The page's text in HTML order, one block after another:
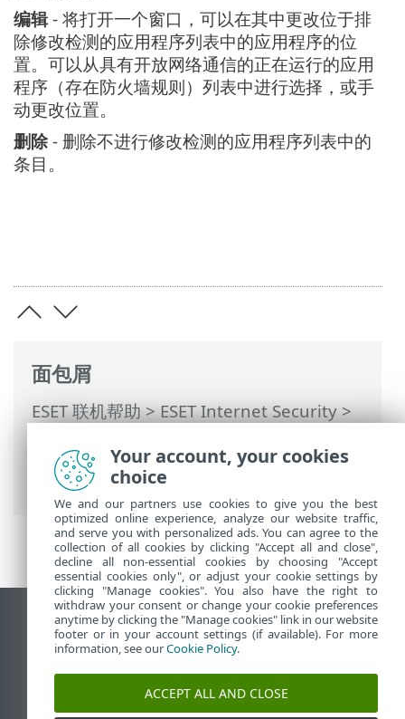
面包屑
ESET 联机帮助>ESET Internet Security>
应用程序修改检测> 排除检测的应用程序列
编辑- 将打开一个窗口，可以在其中更改位于排
除修改检测的应用程序列表中的应用程序的位
置。可以从具有开放网络通信的正在运行的应用
程序（存在防火墙规则）列表中进行选择，或手
动更改位置。
删除 - 删除不进行修改检测的应用程序列表中的
条目。
查看桌面站点
End of Life
ESET 知识库
Your account, your cookies
choice
We and our partners use cookies to give you the best
optimized online experience, analyze our website traffic,
and serve you with personalized ads. You can agree to the
collection of all cookies by clicking "Accept all and close",
decline all non-essential cookies by choosing "Accept
essential cookies only", or adjust your cookie settings by
clicking "Manage cookies". You also have the right to
withdraw your consent or change your cookie preferences
anytime by clicking the "Manage cookies" link in our website
footer or in your account settings (if available). For more
information, see ourCookie Policy.
ACCEPT ALL AND CLOSE